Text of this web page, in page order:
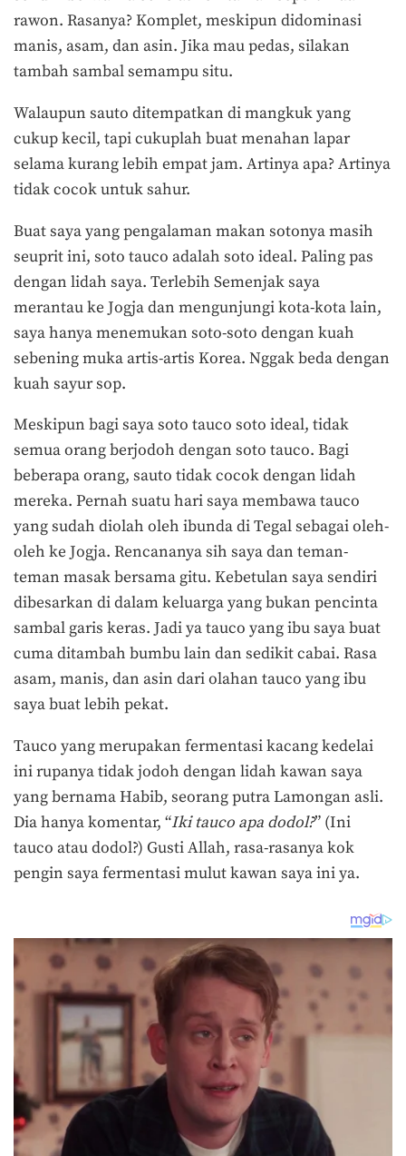
rawon. Rasanya? Komplet, meskipun didominasi
manis, asam, dan asin. Jika mau pedas, silakan
tambah sambal semampu situ.
Walaupun sauto ditempatkan di mangkuk yang
cukup kecil, tapi cukuplah buat menahan lapar
selama kurang lebih empat jam. Artinya apa? Artinya
tidak cocok untuk sahur.
Buat saya yang pengalaman makan sotonya masih
seuprit ini, soto tauco adalah soto ideal. Paling pas
dengan lidah saya. Terlebih Semenjak saya
merantau ke Jogja dan mengunjungi kota-kota lain,
saya hanya menemukan soto-soto dengan kuah
sebening muka artis-artis Korea. Nggak beda dengan
kuah sayur sop.
Meskipun bagi saya soto tauco soto ideal, tidak
semua orang berjodoh dengan soto tauco. Bagi
beberapa orang, sauto tidak cocok dengan lidah
mereka. Pernah suatu hari saya membawa tauco
yang sudah diolah oleh ibunda di Tegal sebagai oleh-
oleh ke Jogja. Rencananya sih saya dan teman-
teman masak bersama gitu. Kebetulan saya sendiri
dibesarkan di dalam keluarga yang bukan pencinta
sambal garis keras. Jadi ya tauco yang ibu saya buat
cuma ditambah bumbu lain dan sedikit cabai. Rasa
asam, manis, dan asin dari olahan tauco yang ibu
saya buat lebih pekat.
Tauco yang merupakan fermentasi kacang kedelai
ini rupanya tidak jodoh dengan lidah kawan saya
yang bernama Habib, seorang putra Lamongan asli.
Dia hanya komentar, “Iki tauco apa dodol?” (Ini
tauco atau dodol?) Gusti Allah, rasa-rasanya kok
pengin saya fermentasi mulut kawan saya ini ya.